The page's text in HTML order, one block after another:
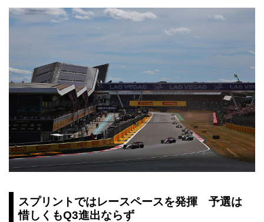
スプリントではレースペースを発揮 予選は
惜しくもQ3進出ならず